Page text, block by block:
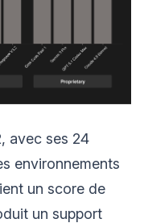
avec ses 24
environnements
un score de
un support